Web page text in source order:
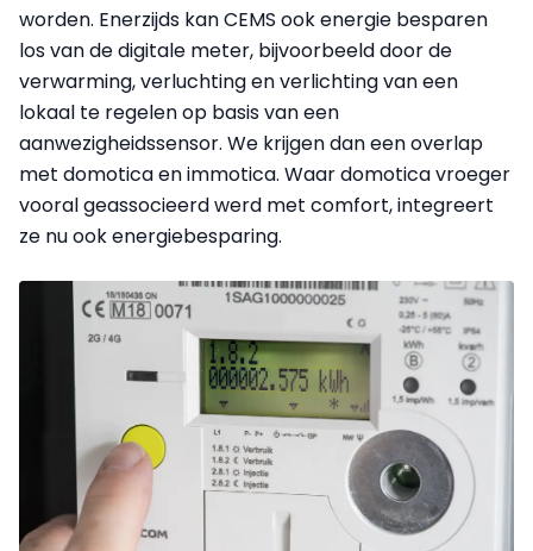
worden. Enerzijds kan CEMS ook energie besparen
los van de digitale meter, bijvoorbeeld door de
verwarming, verluchting en verlichting van een
lokaal te regelen op basis van een
aanwezigheidssensor. We krijgen dan een overlap
met domotica en immotica. Waar domotica vroeger
vooral geassocieerd werd met comfort, integreert
ze nu ook energiebesparing.